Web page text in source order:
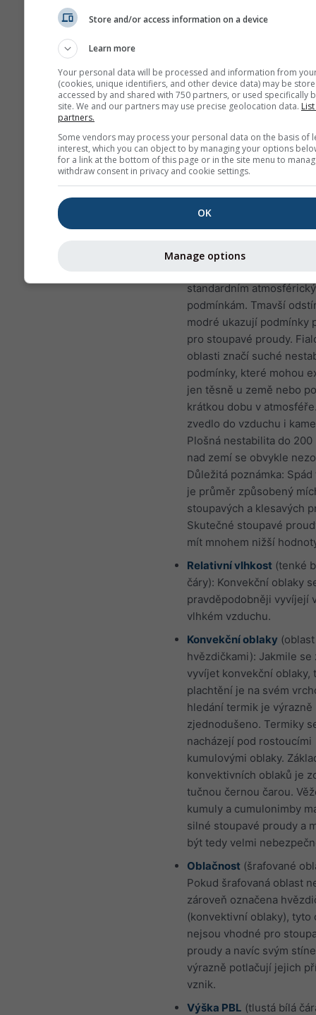
nikdy nevyskytnou, ale
dosahující nižších výšek
dobrých dnů najít téměř
Spád teplotyse měří v
na 100 m rozdílu výšky.
hodnota je vytištěna
(velmi stabilní podmínky)
žlutě až červeně.
standardním
podmínkám. Tmavší
modré ukazují podmínky
pro stoupavé proudy.
oblasti značí suché
podmínky, které mohou
jen těsně u země nebo
krátkou dobu v
zvedlo do vzduchu i
Plošná nestabilita do 200
nad zemí se obvykle
Důležitá poznámka:
je průměr způsobený
stoupavých a klesavých
Skutečné stoupavé
mít mnohem nižší
Relativní vlhkost (tenké
čáry): Konvekční oblaky
pravděpodobněji vyvíjejí
vlhkém vzduchu.
Konvekční oblaky
hvězdičkami): Jakmile se
vyvíjet konvekční oblaky,
plachtění je na svém
hledání termik je výrazně
zjednodušeno. Termiky
nacházejí pod rostoucími
kumulovými oblaky.
konvektivních oblaků je
tučnou černou čarou.
kumuly a cumulonimby
silné stoupavé proudy a
být tedy velmi
Oblačnost (šrafované
Pokud šrafovaná oblast
zároveň označena
(konvektivní oblaky), tyto
nejsou vhodné pro
proudy a navíc svým
výrazně potlačují jejich
vznik.
Výška PBL (tlustá bílá
Store and/or access information on a device
Learn more
Your personal data will be processed and information from
(cookies, unique identifiers, and other device data) may be
accessed by and shared with 750 partners, or used specifically
site. We and our partners may use precise geolocation data.
partners.
Some vendors may process your personal data on the basis of
interest, which you can object to by managing your options
for a link at the bottom of this page or in the site menu to
withdraw consent in privacy and cookie settings.
OK
Manage options